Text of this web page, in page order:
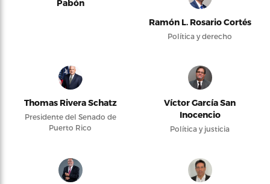
Pabón
Ramón L. Rosario Cortés
Política y derecho
Thomas Rivera Schatz
Presidente del Senado de
Puerto Rico
Víctor García San
Inocencio
Política y justicia